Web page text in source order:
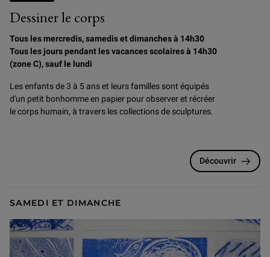
Dessiner le corps
Tous les mercredis, samedis et dimanches à 14h30
Tous les jours pendant les vacances scolaires à 14h30
(zone C), sauf le lundi
Les enfants de 3 à 5 ans et leurs familles sont équipés
d'un petit bonhomme en papier pour observer et récréer
le corps humain, à travers les collections de sculptures.
Découvrir
SAMEDI ET DIMANCHE